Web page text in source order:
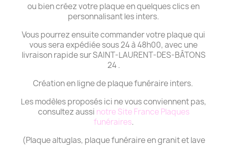
ou bien créez votre plaque en quelques clics en
personnalisant les inters.
Vous pourrez ensuite commander votre plaque qui
vous sera expédiée sous 24 à 48h00, avec une
livraison rapide sur SAINT-LAURENT-DES-BÂTONS
24 .
Création en ligne de plaque funéraire inters.
Les modèles proposés ici ne vous conviennent pas,
consultez aussi notre Site France Plaques
funéraires.
(Plaque altuglas, plaque funéraire en granit et lave